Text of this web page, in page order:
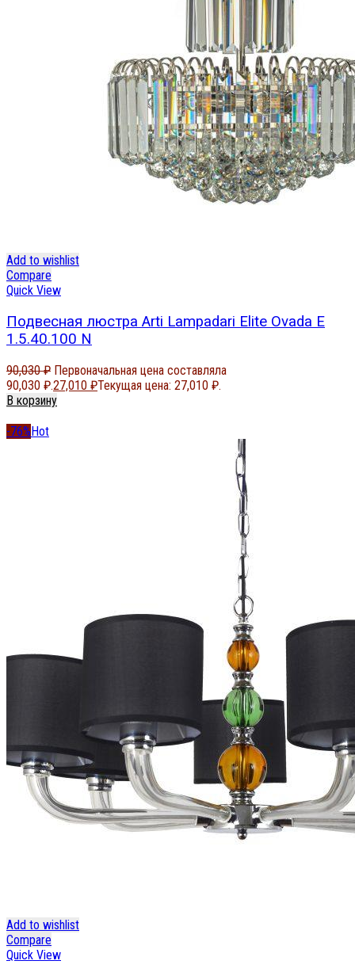
Add to wishlist
Compare
Quick View
Подвесная люстра Arti Lampadari Elite Ovada E
1.5.40.100 N
90,030₽ Первоначальная цена составляла
90,030 ₽.27,010 ₽Текущая цена: 27,010 ₽.
В корзину
-76%Hot
Add to wishlist
Compare
Quick View